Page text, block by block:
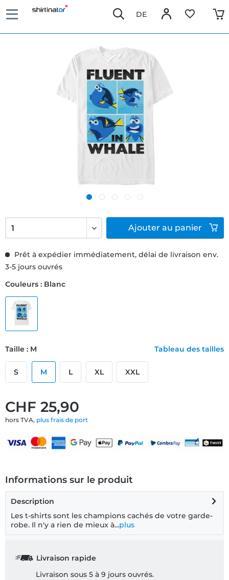
DE
CHF 25,90
hors TVA, plus frais de port
Prêt à expédier immédiatement, délai de livraison env.
3-5 jours ouvrés
Couleurs : Blanc
Taille : M Tableau des tailles
S M L XL XXL
Ajouter au panier
Informations sur le produit
Description
Les t-shirts sont les champions cachés de votre garde-
robe. Il n'y a rien de mieux à...plus
Livraison rapide
Livraison sous 5 à 9 jours ouvrés.